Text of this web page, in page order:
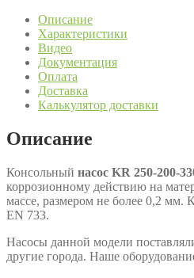
Описание
Характеристики
Видео
Документация
Оплата
Доставка
Калькулятор доставки
Описание
Консольный насос KR 250-200-
коррозионному действию на
массе, размером не более 0,2 мм.
EN 733.
Насосы данной модели
другие города. Наше